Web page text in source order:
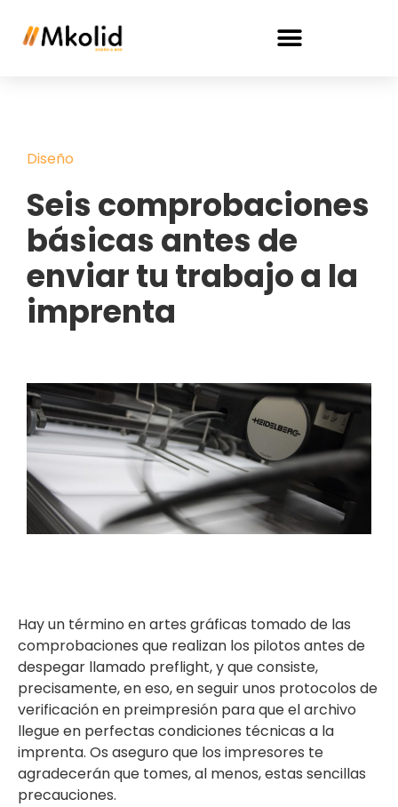
Diseño
Seis comprobaciones
básicas antes de
enviar tu trabajo a la
imprenta
Hay un término en artes gráficas tomado de las
comprobaciones que realizan los pilotos antes de
despegar llamado preflight, y que consiste,
precisamente, en eso, en seguir unos protocolos de
verificación en preimpresión para que el archivo
llegue en perfectas condiciones técnicas a la
imprenta. Os aseguro que los impresores te
agradecerán que tomes, al menos, estas sencillas
precauciones.